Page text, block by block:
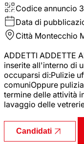
Codice annuncio
Data di
Città Montecchio
ADDETTI ADDETTE
inserite all'interno di
occuparsi di:Pulizie
comuniOppure
termine delle attività
lavaggio delle
Candidati